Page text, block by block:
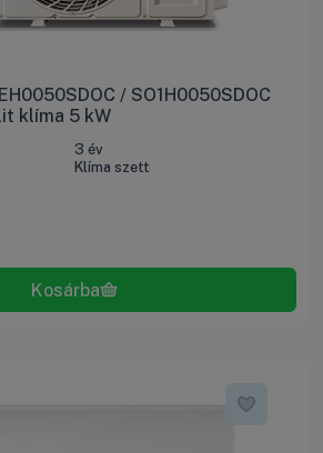
/ SO1H0050SDOC
klíma 5 kW
3 év
Klíma szett